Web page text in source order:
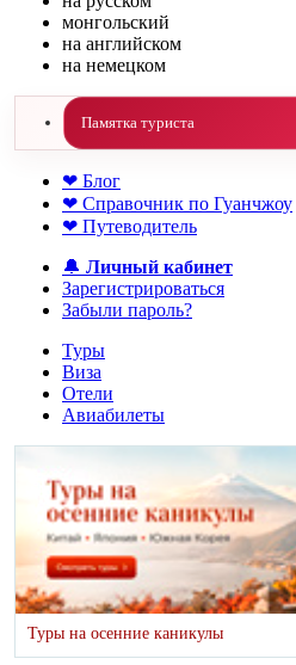
монгольский
на английском
на немецком
Памятка туриста
❤ Блог
❤ Справочник по Гуанчжоу
❤ Путеводитель
🔔 Личный кабинет
Зарегистрироваться
Забыли пароль?
Туры
Виза
Отели
Авиабилеты
Туры на осенние каникулы